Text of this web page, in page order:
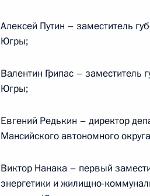
Поездка в Ханты-Мансийский
23 марта 2010 года
В ТЭКе сосредоточена
Алексей Путин – заместитель
Югры;
Валентин Грипас – заместитель
Югры;
Евгений Редькин – директор
Мансийского автономного
Виктор Нанака – первый
энергетики и жилищно-